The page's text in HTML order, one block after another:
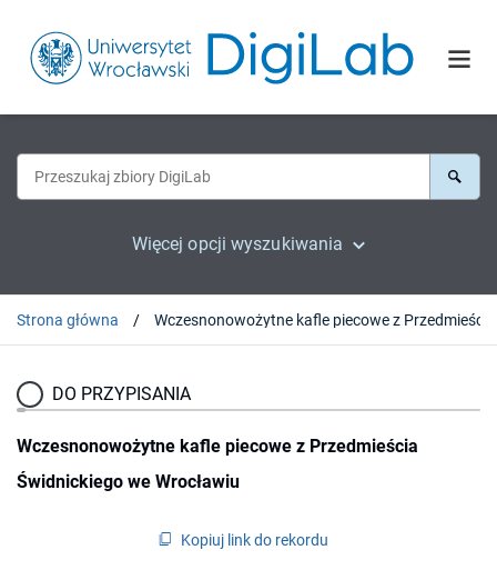
Więcej opcji wyszukiwania
Strona główna
DO PRZYPISANIA
Wczesnonowożytne kafle piecowe z Przedmieścia
Świdnickiego we Wrocławiu
Kopiuj link do rekordu